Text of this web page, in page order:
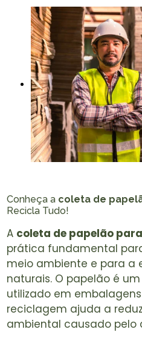
Conheça a coleta de
Recicla Tudo!
A coleta de papelão
prática fundamental
meio ambiente e para a
naturais. O papelão é
utilizado em
reciclagem ajuda a
ambiental causado pelo